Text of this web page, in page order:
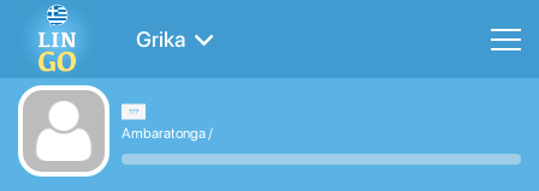
Grika
Ambaratonga/